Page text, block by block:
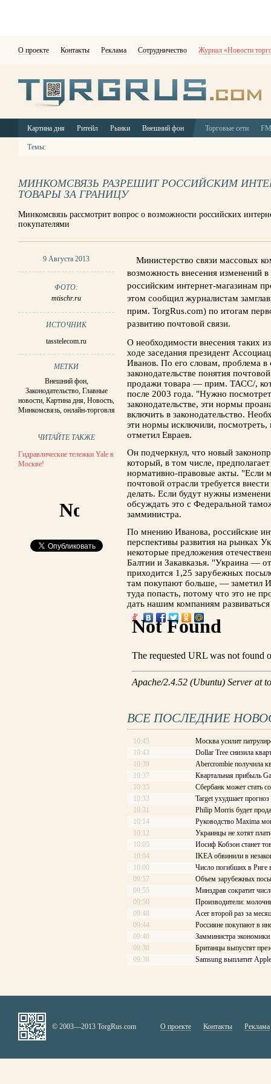
О проекте Контакты Реклама Сотрудничество Журнал «Новости
Картина дня Ритейл Рынки Внешний фон Торговые сети
Темы:
МИНКОМСВЯЗЬ РАЗРЕШИТ РОССИЙСКИМ
ТОВАРЫ ЗА ГРАНИЦУ
Минкомсвязь рассмотрит вопрос о возможности российских
покупателями
9 Августа 2013
ФОТО:
mtischr.ru
ИСТОЧНИК
tasstelecom.ru
МЕТКИ
Внешний фон,
Законодательство, Главные
новости,Картина дня,Новость,
Минкомсвязь, онлайн-торговля
ЧИТАЙТЕ ТАКЖЕ
Гидравлические тележки Yale в
Москве!
Министерство связи массовых
возможность внесения изменений
российским интернет-магазинам
этом сообщил журналистам
прим. TorgRus.com) по итогам
развитию почтовой связи.
О необходимости внесения таких
ходе заседания президент
Иванов. По его словам, проблема в
законодательстве понятия
продажи товара — прим. ТАСС/,
после 2003 года. "Нужно
законодательстве, эти нормы
включить в законодательство.
эти нормы исключили,
отметил Евраев.
Он подчеркнул, что новый
который, в том числе,
нормативно-правовые акты. "Если
почтовой отрасли требуется
делать. Если будут нужны
обсуждать это с Федеральной
замминистра.
По мнению Иванова, российские
перспективы развития на рынках
некоторые предложения
Балтии и Закавказья. "Украина —
приходится 1,25 зарубежных
там покупают больше, — заметил
туда попасть, потому что это не
дать нашим компаниям
ВСЕ ПОСЛЕДНИЕ
10:45
Москва усилит
10:43
Dollar Tree снизила
10:39
Abercrombie получила
10:37
Квартальная прибыль
10:35
Сбербанк может стать
10:33
Target ухудшает
10:31
Philip Morris будет
10:14
Руководство Maxima
10:12
Украинцы не хотят
10:05
Иосиф Кобзон станет
10:04
IKEA обвинили в
10:00
Число погибших в Риге
09:57
Объем зарубежных
09:55
Минздрав сократит
09:50
Производители:
09:48
Acer второй раз за
09:44
Россияне покупают в
09:40
Замминистра
09:38
Британцы выпустят
09:36
Samsung выплатит
© 2003—2013 TorgRus.com О проекте Контакты Реклама